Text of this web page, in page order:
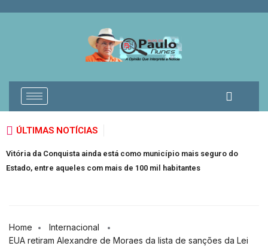
ÚLTIMAS NOTÍCIAS
mais seguro do
Isolado, Flávio Bolsonaro anuncia vice: Alfredo
acusado de estupro de vulnerável
Home
Internacional
EUA retiram Alexandre de Moraes da lista de sanções da Lei